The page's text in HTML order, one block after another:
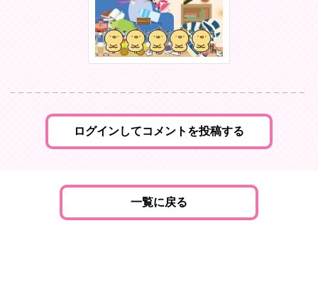
ログインしてコメントを投稿する
一覧に戻る